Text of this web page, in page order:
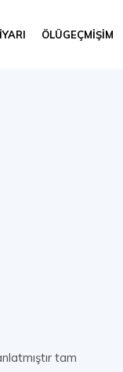
ÖLÜGEÇMIŞIM
tam